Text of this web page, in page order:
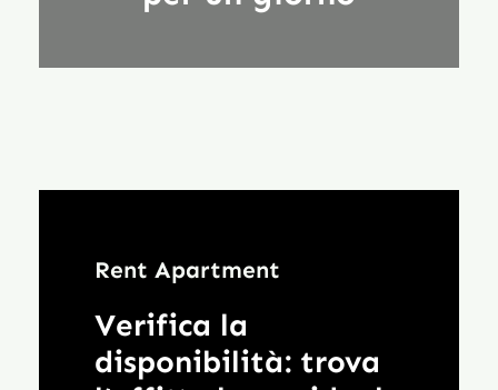
Rent Apartment
Verifica la
disponibilità: trova